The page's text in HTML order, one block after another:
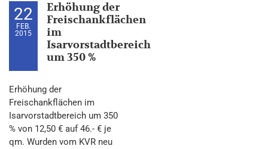
22
FEB.
2015
Erhöhung der
Freischankflächen
im
Isarvorstadtbereich
um 350 %
Erhöhung der
Freischankflächen im
Isarvorstadtbereich um 350
% von 12,50 € auf 46.- € je
qm. Wurden vom KVR neu